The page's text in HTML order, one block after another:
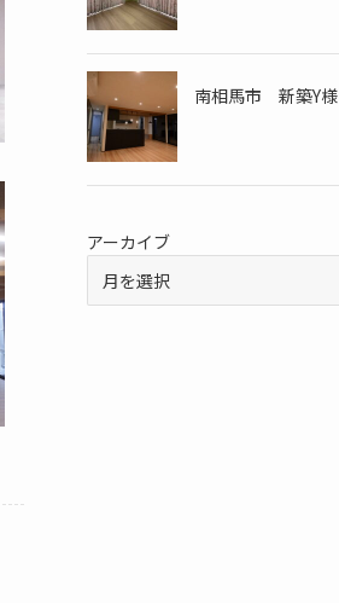
南相馬市 新築Y様
アーカイブ